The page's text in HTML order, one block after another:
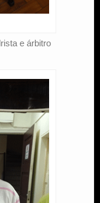
e árbitro